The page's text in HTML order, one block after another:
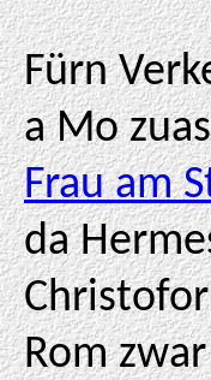
Fürn
a Mo
Frau am
da
Rom